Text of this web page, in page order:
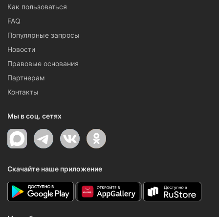
Как пользоваться
FAQ
Популярные запросы
Новости
Правовые основания
Партнерам
Контакты
Мы в соц. сетях
Скачайте наше приложение